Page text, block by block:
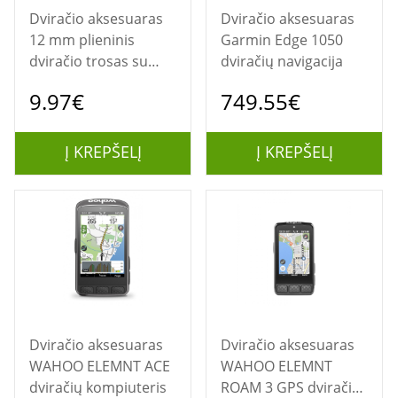
Dviračio aksesuaras
12 mm plieninis
dviračio trosas su
Juodas
9.97€
Į KREPŠELĮ
Dviračio aksesuaras
Garmin Edge 1050
dviračių navigacija
749.55€
Į KREPŠELĮ
Dviračio aksesuaras
WAHOO ELEMNT ACE
dviračių kompiuteris
Dviračio aksesuaras
WAHOO ELEMNT
ROAM 3 GPS dviračių